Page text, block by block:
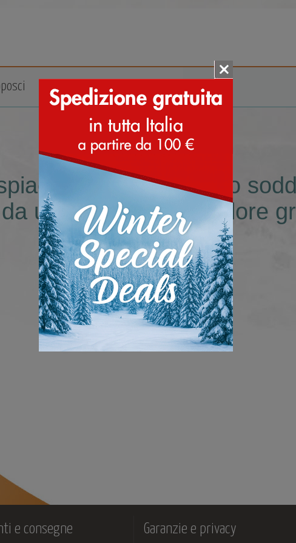
Accessori
nessun prodotto
uomo misura 34 colore
e consegne Garanzie e privacy